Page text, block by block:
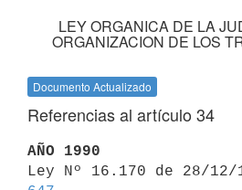
LEY ORGANICA DE LA
ORGANIZACION DE LOS
Documento Actualizado
Referencias al artículo 34
AÑO 1990